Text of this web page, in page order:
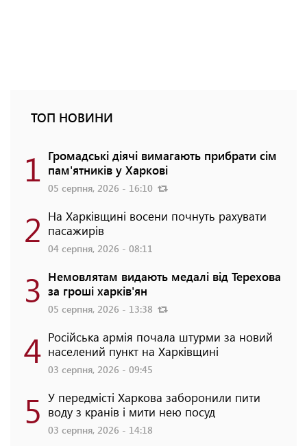
ТОП НОВИНИ
1 Громадські діячі вимагають прибрати сім
пам'ятників у Харкові
05 серпня, 2026 - 16:10
2 На Харківщині восени почнуть рахувати
пасажирів
04 серпня, 2026 - 08:11
3 Немовлятам видають медалі від Терехова
за гроші харків'ян
05 серпня, 2026 - 13:38
4 Російська армія почала штурми за новий
населений пункт на Харківщині
03 серпня, 2026 - 09:45
5 У передмісті Харкова заборонили пити
воду з кранів і мити нею посуд
03 серпня, 2026 - 14:18